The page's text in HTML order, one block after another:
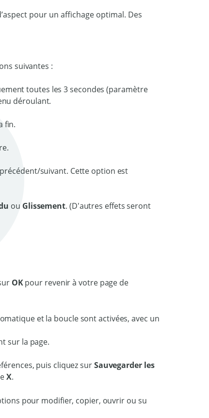
pour un affichage optimal. Des
suivantes :
toutes les 3 secondes (paramètre
déroulant.
fin.
suivant. Cette option est
ou Glissement. (D'autres effets seront
OKpour revenir à votre page de
sur la page.
puis cliquez surSauvegarder les
X.